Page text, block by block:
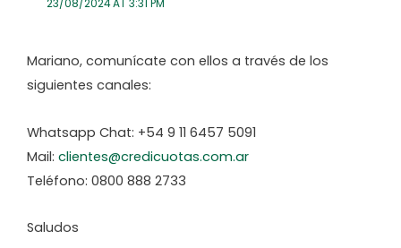
23/08/2024 AT 3:31 PM
Mariano, comunícate con ellos a través de los
siguientes canales:
Whatsapp Chat: +54 9 11 6457 5091
Mail: clientes@credicuotas.com.ar
Teléfono: 0800 888 2733
Saludos